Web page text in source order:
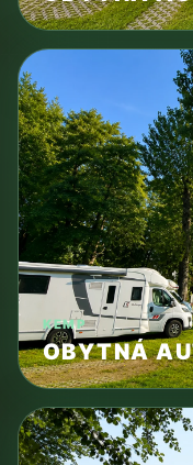
KEMP
OBYTNÁ